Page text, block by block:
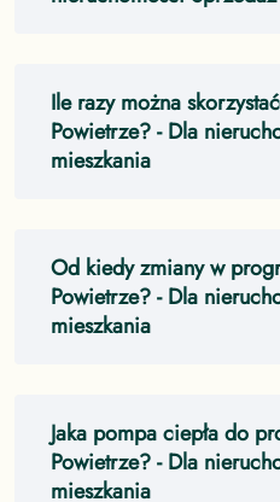
Ile razy można
Powietrze?- Dla
mieszkania
Od kiedy zmiany w
Powietrze?- Dla
mieszkania
Jaka pompa ciepła do
Powietrze?- Dla
mieszkania